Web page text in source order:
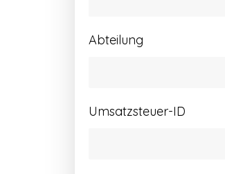
Abteilung
Umsatzsteuer-ID